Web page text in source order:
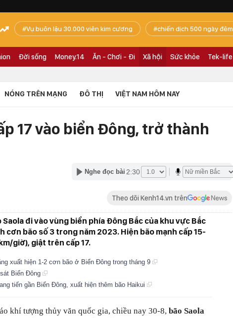
Vụ buôn lậu 30.000 viên kim cương chiến dịch 500 ngày đêm
Đời sống Money.14 Ăn - Chơi - Đi Xã hội Sức khỏe Tek-life
NÓNG TRÊN MẠNG ĐÔ THỊ VIỆT NAM HÔM NAY
17 vào biển Đông, trở thành
Nghe đọc bài 2:30
Theo dõi Kenh14.vn trên
đi vào vùng biển phía Đông Bắc của khu vực Bắc
cơn bão số 3 trong năm 2023. Hiện bão mạnh cấp 15-
giờ), giật trên cấp 17.
xuất hiện 1-2 cơn bão ở Biển Đông trong tháng 9
Biển Đông
tiến gần Biển Đông, xuất hiện thêm bão Haikui
khí tượng thủy văn quốc gia, chiều nay 30-8, bão Saola